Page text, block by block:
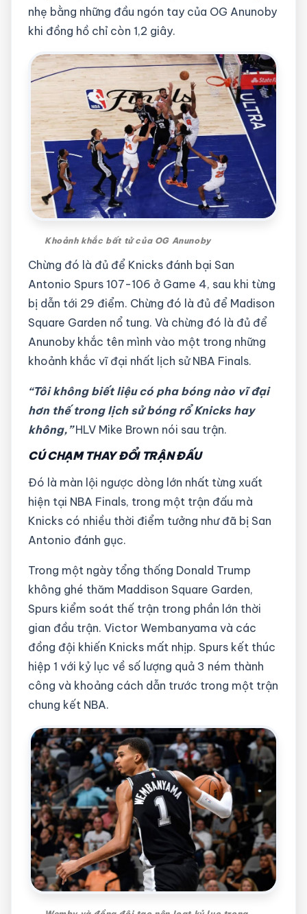
nhẹ bằng những đầu ngón tay của OG Anunoby
khi đồng hồ chỉ còn 1,2 giây.
Khoảnh khắc bất tử của OG Anunoby
Chừng đó là đủ để Knicks đánh bại San
Antonio Spurs 107-106 ở Game 4, sau khi từng
bị dẫn tới 29 điểm. Chừng đó là đủ để Madison
Square Garden nổ tung. Và chừng đó là đủ để
Anunoby khắc tên mình vào một trong những
khoảnh khắc vĩ đại nhất lịch sử NBA Finals.
“Tôi không biết liệu có pha bóng nào vĩ đại
hơn thế trong lịch sử bóng rổ Knicks hay
không,”HLV Mike Brown nói sau trận.
CÚ CHẠM THAY ĐỔI TRẬN ĐẤU
Đó là màn lội ngược dòng lớn nhất từng xuất
hiện tại NBA Finals, trong một trận đấu mà
Knicks có nhiều thời điểm tưởng như đã bị San
Antonio đánh gục.
Trong một ngày tổng thống Donald Trump
không ghé thăm Maddison Square Garden,
Spurs kiểm soát thế trận trong phần lớn thời
gian đầu trận. Victor Wembanyama và các
đồng đội khiến Knicks mất nhịp. Spurs kết thúc
hiệp 1 với kỷ lục về số lượng quả 3 ném thành
công và khoảng cách dẫn trước trong một trận
chung kết NBA.